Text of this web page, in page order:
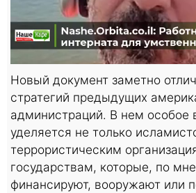
Новый документ заметно
стратегий предыдущих
администраций. В нем особое
уделяется не только
террористическим
государствам, которые, по
финансируют, вооружают или